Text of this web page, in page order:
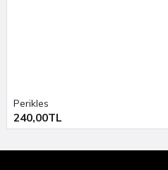
Perikles
240,00TL